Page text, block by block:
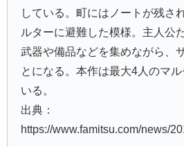
している。町にはノートが残さ
ルターに避難した模様。主人公
武器や備品などを集めながら、
とになる。本作は最大4人のマ
いる。
出典：
https://www.famitsu.com/news/